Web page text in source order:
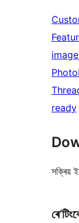
ready
সক্ৰিয়